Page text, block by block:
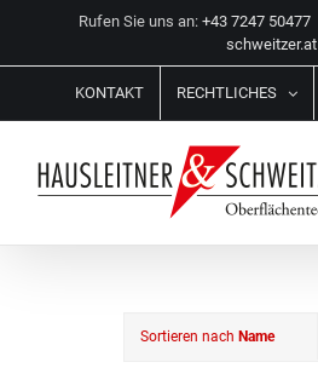
springen
Rufen Sie uns an: +43 7247 50477
schweitzer.at
KONTAKT RECHTLICHES
Sortieren nach Name